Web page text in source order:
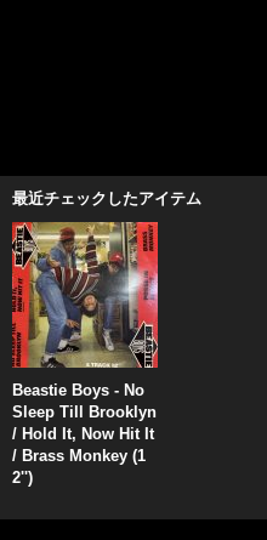
最近チェックしたアイテム
Beastie Boys - No
Sleep Till Brooklyn
/ Hold It, Now Hit It
/ Brass Monkey (1
2'')